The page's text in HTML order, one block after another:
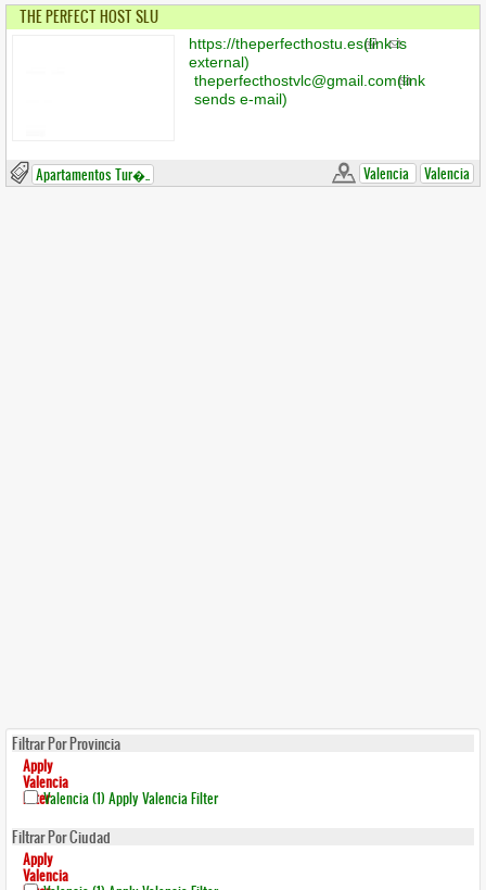
THE PERFECT HOST SLU
https://theperfecthostu.es(link is
external)
theperfecthostvlc@gmail.com(link
sends e-mail)
Valencia Valencia
Apartamentos Tur�..
Filtrar Por Provincia
Apply
Valencia
FilterValencia (1) Apply Valencia Filter
Filtrar Por Ciudad
Apply
Valencia